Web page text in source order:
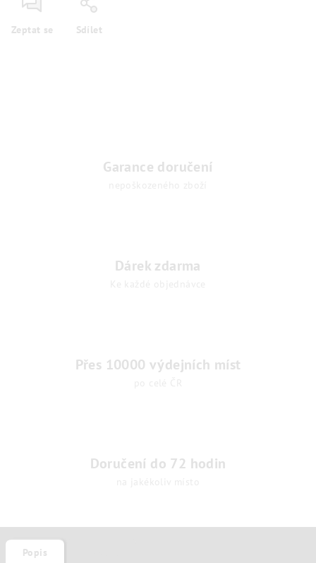
Zeptat se Sdílet
Garance doručení
Dárek zdarma
Přes 10000 výdejních míst
Doručení do 72 hodin
Popis